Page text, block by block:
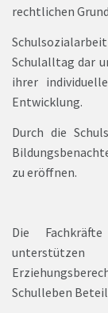
rechtlichen
Schulalltag dar
ihrer
Entwicklung.
Durch die
zu eröffnen.
Die
Schulleben